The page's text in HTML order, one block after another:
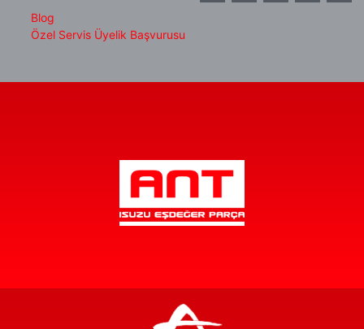
Blog
Özel Servis Üyelik Başvurusu